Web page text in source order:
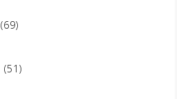
(69)
(51)